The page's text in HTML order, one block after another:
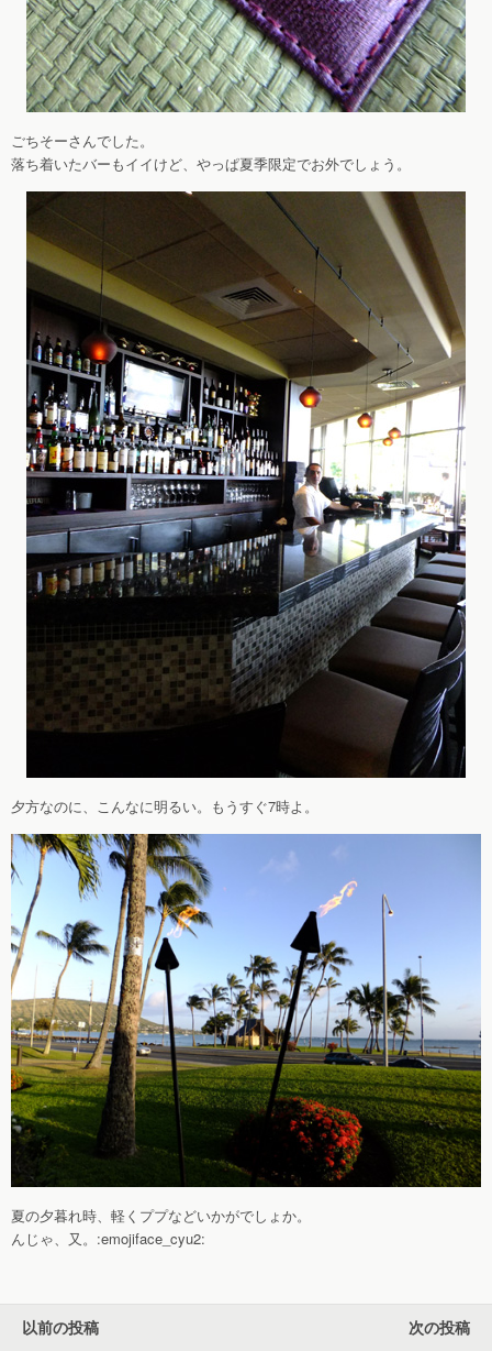
ごちそーさんでした。
落ち着いたバーもイイけど、やっぱ夏季限定でお外でしょう。
夕方なのに、こんなに明るい。もうすぐ7時よ。
夏の夕暮れ時、軽くププなどいかがでしょか。
んじゃ、又。:emojiface_cyu2:
以前の投稿 次の投稿